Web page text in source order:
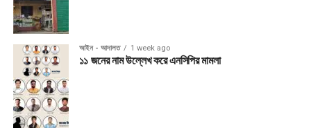
আইন - আদালত 1 week ago
১১ জনের নাম উল্লেখ করে এনসিপির মামলা